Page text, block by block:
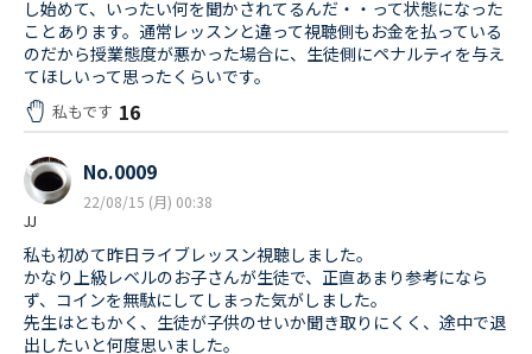
し始めて、いったい何を聞かされてるんだ・・って状態になった
ことあります。通常レッスンと違って視聴側もお金を払っている
のだから授業態度が悪かった場合に、生徒側にペナルティを与え
てほしいって思ったくらいです。
私もです 16
JJ
No.0009
22/08/15 (月) 00:38
私も初めて昨日ライブレッスン視聴しました。
かなり上級レベルのお子さんが生徒で、正直あまり参考になら
ず、コインを無駄にしてしまった気がしました。
先生はともかく、生徒が子供のせいか聞き取りにくく、途中で退
出したいと何度思いました。